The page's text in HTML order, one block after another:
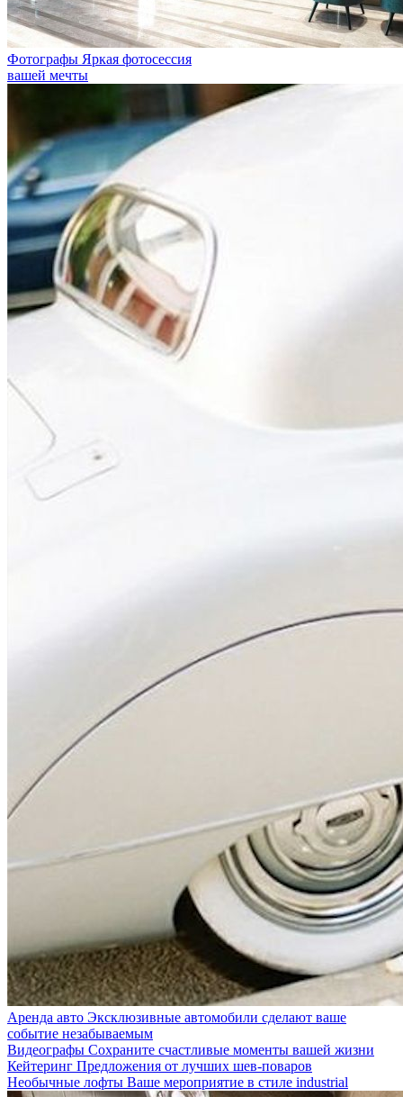
Фотографы Яркая фотосессия
вашей мечты
Аренда авто Эксклюзивные автомобили сделают ваше
событие незабываемым
Видеографы Сохраните счастливые моменты вашей жизни
Кейтеринг Предложения от лучших шев-поваров
Необычные лофты Ваше мероприятие в стиле industrial